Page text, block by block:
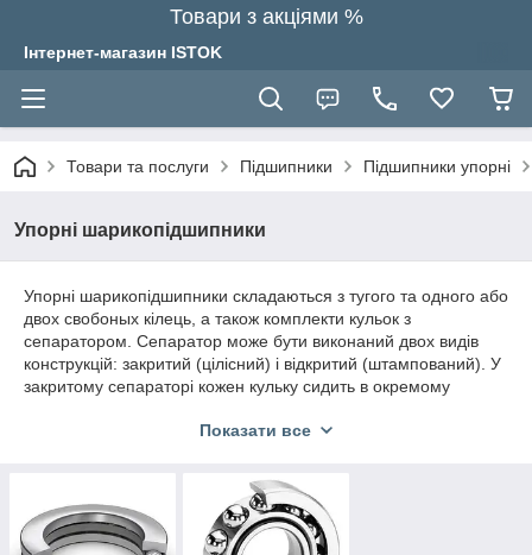
Товари з акціями %
Інтернет-магазин ISTOK
Товари та послуги Підшипники Підшипники упорні
Упорні шарикопідшипники
Упорні шарикопідшипники складаються з тугого та одного або
двох свобоных кілець, а також комплекти кульок з
сепаратором. Сепаратор може бути виконаний двох видів
конструкцій: закритий (цілісний) і відкритий (штампований). У
закритому сепараторі кожен кульку сидить в окремому
дороге, що відповідно позначиться на ціні підшипника. У
немає, але і використовувати підшипник з таким сепаратором
при високих обертах не рекомендується, так як є ймовірність,
що перемички не витримають і всі кульки зіб'ються в купу, що
спричинить за собою вихід підшипника з ладу.
Показати все